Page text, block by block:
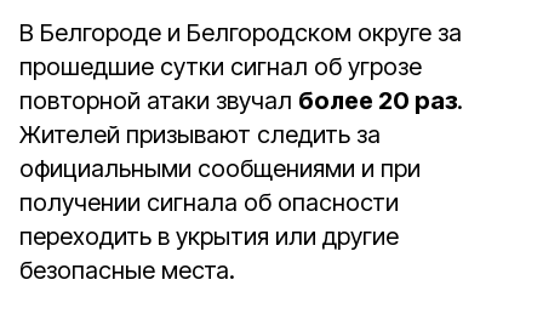
В Белгороде и Белгородском округе за
прошедшие сутки сигнал об угрозе
повторной атаки звучал более 20 раз.
Жителей призывают следить за
официальными сообщениями и при
получении сигнала об опасности
переходить в укрытия или другие
безопасные места.